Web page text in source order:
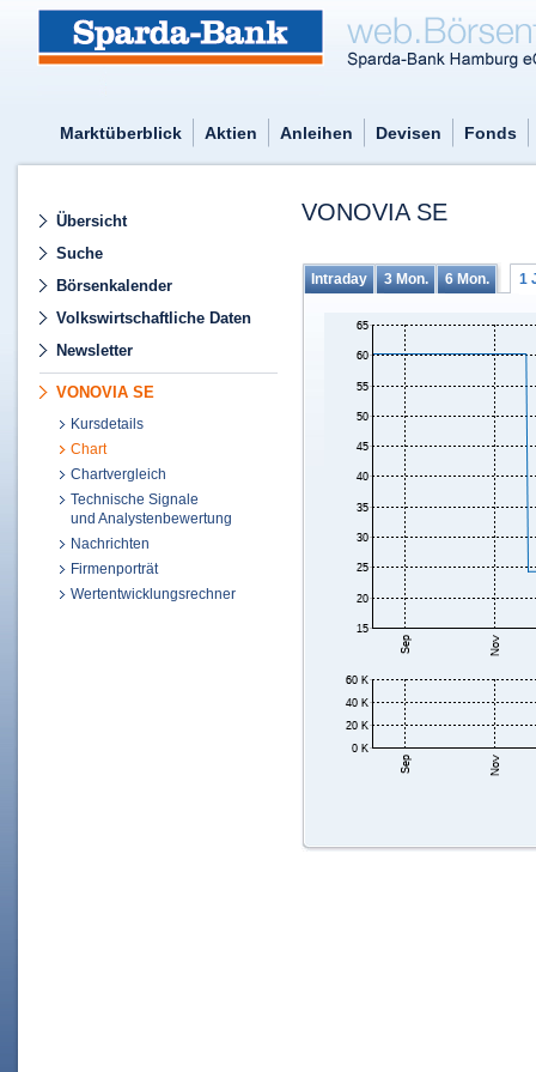
Marktüberblick Aktien Anleihen Devisen Fonds
Übersicht
Suche
Börsenkalender
Volkswirtschaftliche Daten
Newsletter
VONOVIA SE
Kursdetails
Chart
Chartvergleich
Technische Signale
und Analystenbewertung
Nachrichten
Firmenporträt
Wertentwicklungsrechner
VONOVIA SE
Intraday 3 Mon. 6 Mon. 1